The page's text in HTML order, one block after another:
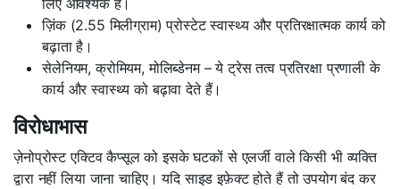
ज़िंक (2.55 मिलीग्राम) प्रोस्टेट स्वास्थ्य और प्रतिरक्षात्मक कार्य को
बढ़ाता है।
सेलेनियम, क्रोमियम, मोलिब्डेनम – ये ट्रेस तत्व प्रतिरक्षा प्रणाली के
कार्य और स्वास्थ्य को बढ़ावा देते हैं।
विरोधाभास
ज़ेनोप्रोस्ट एक्टिव कैप्सूल को इसके घटकों से एलर्जी वाले किसी भी व्यक्ति
द्वारा नहीं लिया जाना चाहिए। यदि साइड इफ़ेक्ट होते हैं तो उपयोग बंद कर